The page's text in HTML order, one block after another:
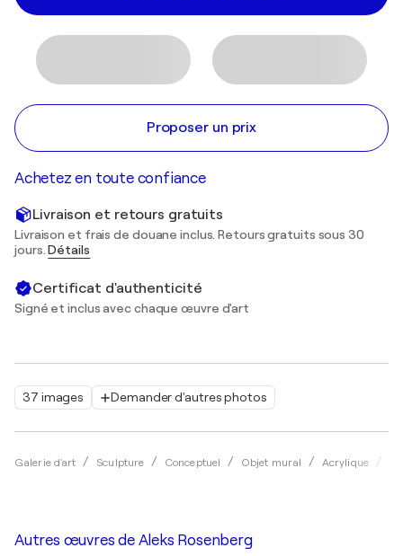
37 images Demander d'autres photos
Galerie d'art Sculpture Conceptuel Objet mural Acrylique
Proposer un prix
Achetez en toute confiance
Livraison et retours gratuits
Livraison et frais de douane inclus. Retours gratuits sous 30
jours.Détails
Certificat d'authenticité
Signé et inclus avec chaque œuvre d'art
Autres œuvres de Aleks Rosenberg